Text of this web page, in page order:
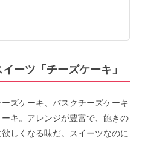
ーツ「チーズケーキ」
ズケーキ、バスクチーズケーキ
キ。アレンジが豊富で、飽きの
しくなる味だ。スイーツなのに